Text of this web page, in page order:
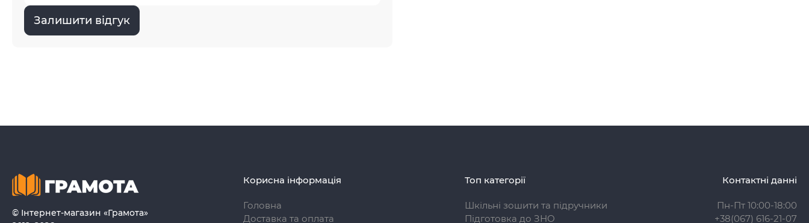
Залишити відгук
© Інтернет-магазин «Грамота»
Корисна інформація
Головна
Доставка та оплата
Топ категорії
Шкільні зошити та підручники
Підготовка до ЗНО
Контактні данні
Пн-Пт 10:00-18:00
+38(067) 616-21-07